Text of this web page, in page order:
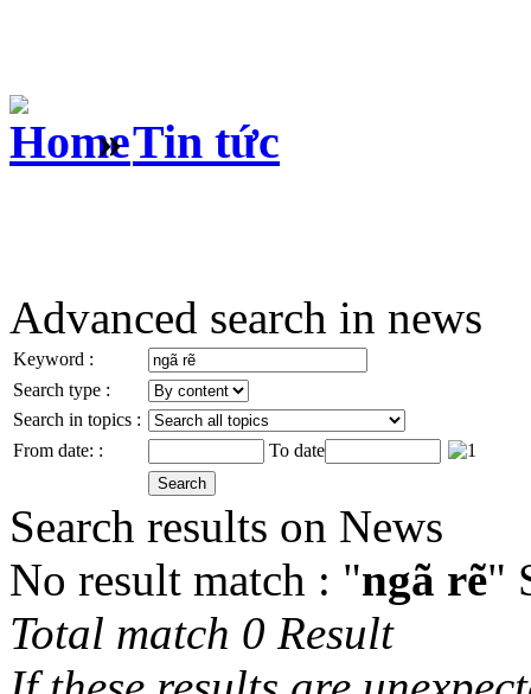
» Tin tức
Advanced search in news
Keyword :
Search type :
Search in topics :
From date: :
To date
Search results on News
No result match : "ngã rẽ"
Total match 0 Result